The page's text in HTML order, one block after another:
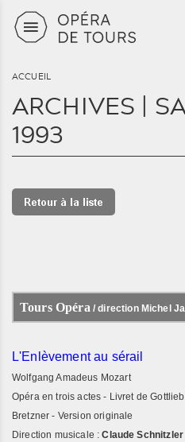
Aller au
ACCUEIL
ARCHIVES |
1993
Tours Opéra/ direction Michel
L'Enlèvement au sérail
Wolfgang Amadeus Mozart
Opéra en trois actes - Livret de
Bretzner - Version originale
Direction musicale :Claude Schnitzler